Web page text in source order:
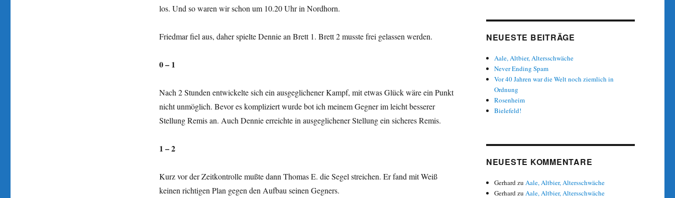
los. Und so waren wir schon um 10.20 Uhr in Nordhorn.
Friedmar fiel aus, daher spielte Dennie an Brett 1. Brett 2 musste frei gelassen werden.
0 – 1
Nach 2 Stunden entwickelte sich ein ausgeglichener Kampf, mit etwas Glück wäre ein Punkt
nicht unmöglich. Bevor es kompliziert wurde bot ich meinem Gegner im leicht besserer
Stellung Remis an. Auch Dennie erreichte in ausgeglichener Stellung ein sicheres Remis.
1 – 2
Kurz vor der Zeitkontrolle mußte dann Thomas E. die Segel streichen. Er fand mit Weiß
keinen richtigen Plan gegen den Aufbau seinen Gegners.
NEUESTE BEITRÄGE
Aale, Altbier, Altersschwäche
Never Ending Spam
Vor 40 Jahren war die Welt noch ziemlich in
Ordnung
Rosenheim
Bielefeld!
NEUESTE KOMMENTARE
GerhardzuAale, Altbier, Altersschwäche
GerhardzuAale, Altbier, Altersschwäche